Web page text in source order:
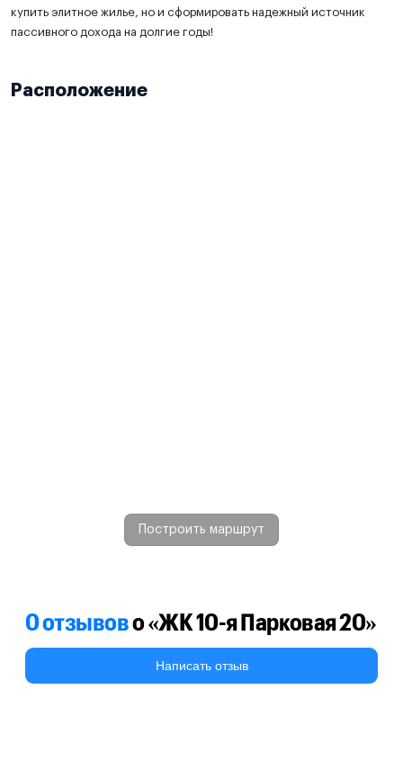
купить элитное жилье, но и сформировать надежный источник
пассивного дохода на долгие годы!
Расположение
Построить маршрут
0 отзывово «ЖК 10-я Парковая 20»
Написать отзыв